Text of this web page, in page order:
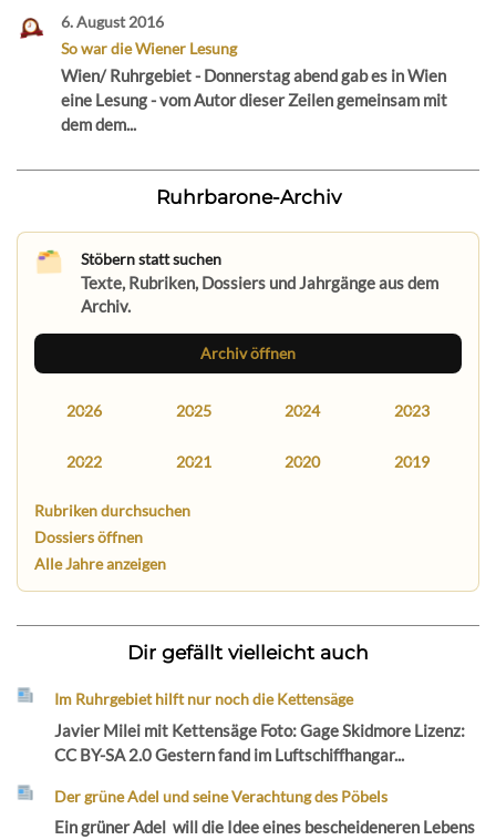
6. August 2016
So war die Wiener Lesung
Wien/ Ruhrgebiet - Donnerstag abend gab es in Wien
eine Lesung - vom Autor dieser Zeilen gemeinsam mit
dem dem...
Ruhrbarone-Archiv
Stöbern statt suchen
Texte, Rubriken, Dossiers und Jahrgänge aus dem
Archiv.
Archiv öffnen
2026 2025 2024 2023
2022 2021 2020 2019
Rubriken durchsuchen
Dossiers öffnen
Alle Jahre anzeigen
Dir gefällt vielleicht auch
Im Ruhrgebiet hilft nur noch die Kettensäge
Javier Milei mit Kettensäge Foto: Gage Skidmore Lizenz:
CC BY-SA 2.0 Gestern fand im Luftschiffhangar...
Der grüne Adel und seine Verachtung des Pöbels
Ein grüner Adel will die Idee eines bescheideneren Lebens